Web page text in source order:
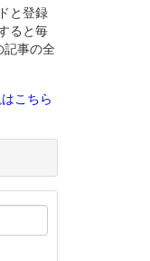
と登録
ると毎
記事の全
こちら